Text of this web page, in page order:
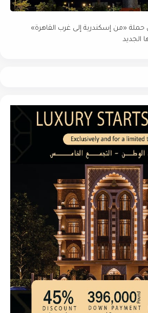
«من إسكندرية إلى غرب القاهرة»
الجديد